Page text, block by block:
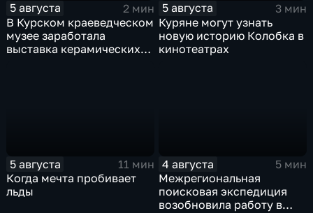
5 августа
2 мин
В Курском краеведческом
музее заработала
выставка керамических
5 августа
3 мин
Куряне могут узнать
новую историю Колобка в
кинотеатрах
5 августа
11 мин
Когда мечта пробивает
льды
4 августа
5 мин
Межрегиональная
поисковая экспедиция
возобновила работу в